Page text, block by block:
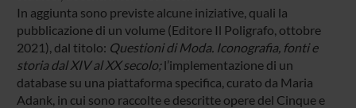
In aggiunta sono previste alcune iniziative, quali la
pubblicazione di un volume (Editore Il Poligrafo, ottobre
2021), dal titolo: Questioni di Moda. Iconografia, fonti e
storia dal XIV al XX secolo;l’implementazione di un
database su una piattaforma specifica, curato da Maria
Adank, in cui sono raccolte e descritte opere del Cinque e